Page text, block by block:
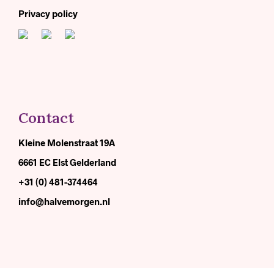
Privacy policy
Contact
Kleine Molenstraat 19A
6661 EC Elst Gelderland
+31 (0) 481-374464
info@halvemorgen.nl